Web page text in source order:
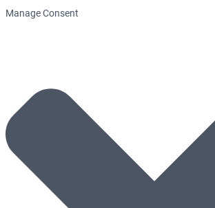
Manage Consent